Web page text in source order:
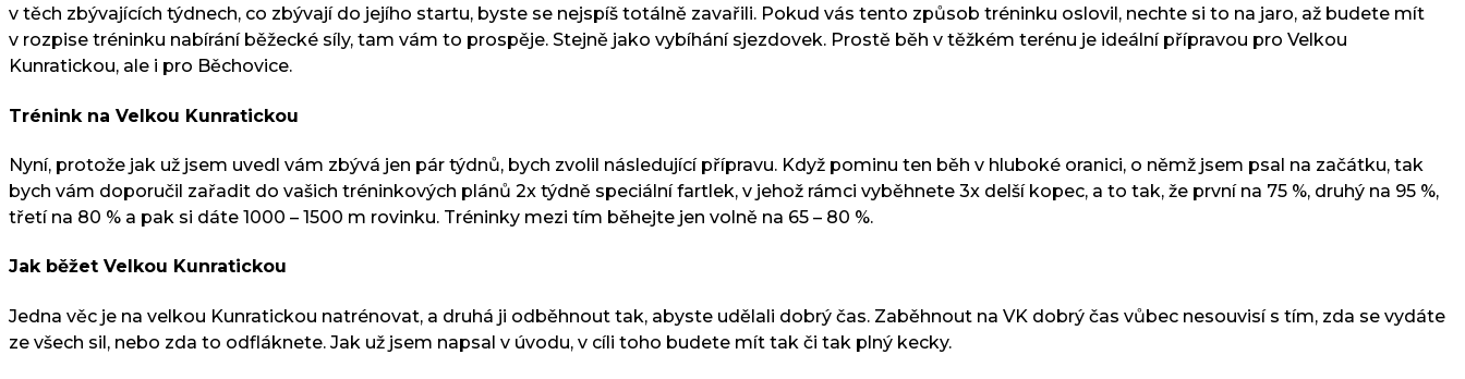
v těch zbývajících týdnech, co zbývají do jejího startu, byste se nejspíš totálně zavařili. Pokud vás tento způsob tréninku oslovil, nechte si to na jaro, až budete mít
v rozpise tréninku nabírání běžecké síly, tam vám to prospěje. Stejně jako vybíhání sjezdovek. Prostě běh v těžkém terénu je ideální přípravou pro Velkou
Kunratickou, ale i pro Běchovice.
Trénink na Velkou Kunratickou
Nyní, protože jak už jsem uvedl vám zbývá jen pár týdnů, bych zvolil následující přípravu. Když pominu ten běh v hluboké oranici, o němž jsem psal na začátku, tak
bych vám doporučil zařadit do vašich tréninkových plánů 2x týdně speciální fartlek, v jehož rámci vyběhnete 3x delší kopec, a to tak, že první na 75 %, druhý na 95 %,
třetí na 80 % a pak si dáte 1000 – 1500 m rovinku. Tréninky mezi tím běhejte jen volně na 65 – 80 %.
Jak běžet Velkou Kunratickou
Jedna věc je na velkou Kunratickou natrénovat, a druhá ji odběhnout tak, abyste udělali dobrý čas. Zaběhnout na VK dobrý čas vůbec nesouvisí s tím, zda se vydáte
ze všech sil, nebo zda to odfláknete. Jak už jsem napsal v úvodu, v cíli toho budete mít tak či tak plný kecky.